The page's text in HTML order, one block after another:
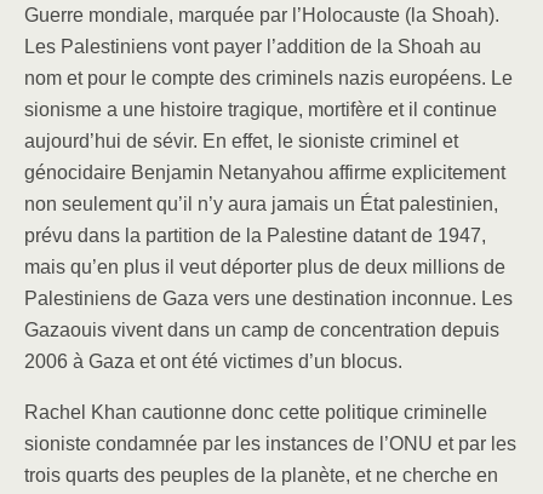
Guerre mondiale, marquée par l’Holocauste (la Shoah).
Les Palestiniens vont payer l’addition de la Shoah au
nom et pour le compte des criminels nazis européens. Le
sionisme a une histoire tragique, mortifère et il continue
aujourd’hui de sévir. En effet, le sioniste criminel et
génocidaire Benjamin Netanyahou affirme explicitement
non seulement qu’il n’y aura jamais un État palestinien,
prévu dans la partition de la Palestine datant de 1947,
mais qu’en plus il veut déporter plus de deux millions de
Palestiniens de Gaza vers une destination inconnue. Les
Gazaouis vivent dans un camp de concentration depuis
2006 à Gaza et ont été victimes d’un blocus.
Rachel Khan cautionne donc cette politique criminelle
sioniste condamnée par les instances de l’ONU et par les
trois quarts des peuples de la planète, et ne cherche en